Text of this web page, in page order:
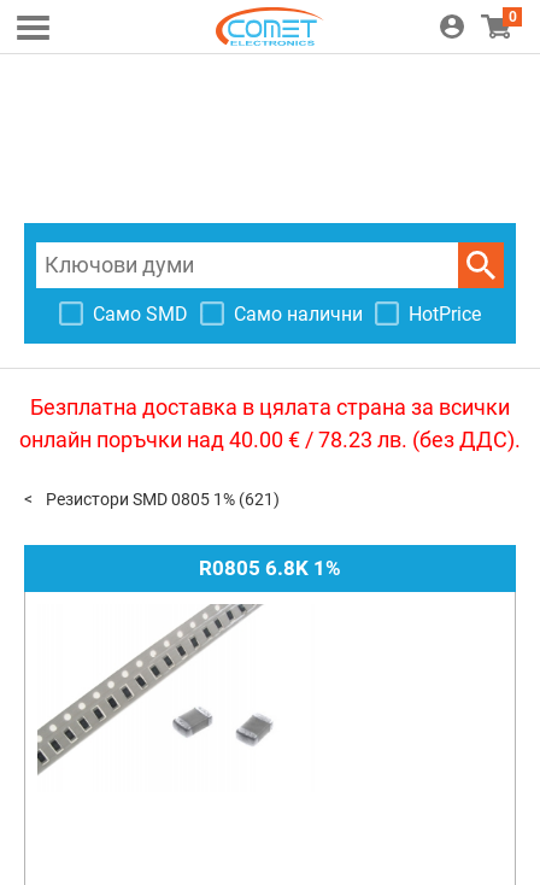
0
Само SMD Само налични HotPrice
Безплатна доставка в цялата страна за всички
онлайн поръчки над 40.00 € / 78.23 лв. (без ДДС).
Резистори SMD 0805 1% (621)
R0805 6.8K 1%